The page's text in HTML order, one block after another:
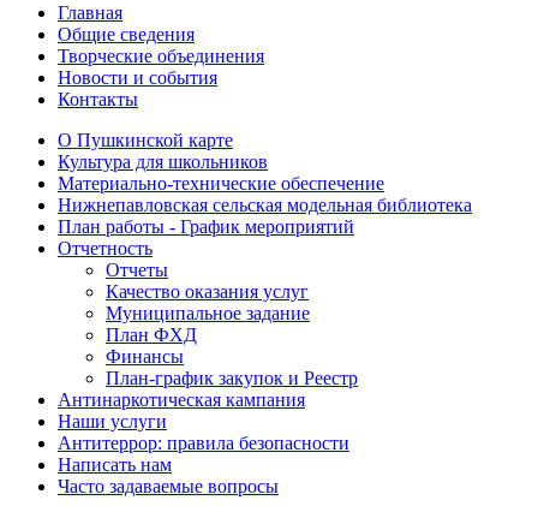
Главная
Общие сведения
Творческие объединения
Новости и события
Контакты
О Пушкинской карте
Культура для школьников
Материально-технические обеспечение
Нижнепавловская сельская модельная библиотека
План работы - График мероприятий
Отчетность
Отчеты
Качество оказания услуг
Муниципальное задание
План ФХД
Финансы
План-график закупок и Реестр
Антинаркотическая кампания
Наши услуги
Антитеррор: правила безопасности
Написать нам
Часто задаваемые вопросы